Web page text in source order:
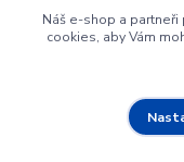
Náš e-shop a partneři
cookies, aby Vám